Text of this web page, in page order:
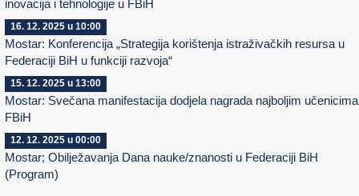
inovacija i tehnologije u FBiH
16. 12. 2025 u 10:00
Mostar: Konferencija „Strategija korištenja istraživačkih resursa u
Federaciji BiH u funkciji razvoja“
15. 12. 2025 u 13:00
Mostar: Svečana manifestacija dodjela nagrada najboljim
FBiH
12. 12. 2025 u 00:00
Mostar; Obilježavanja Dana nauke/znanosti u Federaciji BiH
(Program)